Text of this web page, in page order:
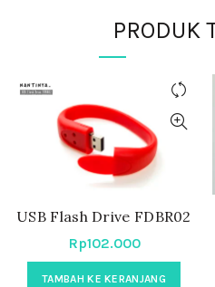
PRODUK
USB Flash Drive FDBR02
Rp102.000
TAMBAH KE KERANJANG